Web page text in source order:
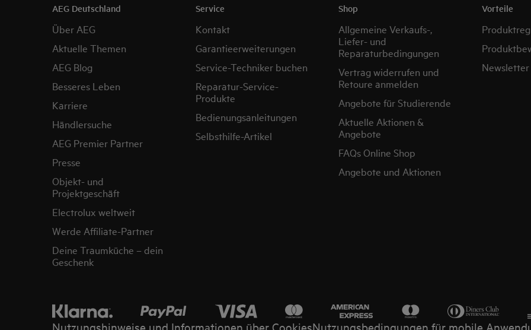
AEG Deutschland
Über AEG
Aktuelle Themen
AEG Blog
Besseres Leben
Karriere
Händlersuche
AEG Premier Partner
Presse
Objekt- und
Projektgeschäft
Electrolux weltweit
Werde Affiliate-Partner
Deine Traumküche – dein
Geschenk
Service
Kontakt
Garantieerweiterungen
Service-Techniker buchen
Reparatur-Service-
Produkte
Bedienungsanleitungen
Selbsthilfe-Artikel
Shop
Allgemeine Verkaufs-,
Liefer- und
Reparaturbedingungen
Vertrag widerrufen und
Retoure anmelden
Angebote für Studierende
Aktuelle Aktionen &
Angebote
FAQs Online Shop
Angebote und Aktionen
Vorteile
Newsletter
Nutzungshinweise und Informationen über CookiesNutzungsbedingungen für mobile